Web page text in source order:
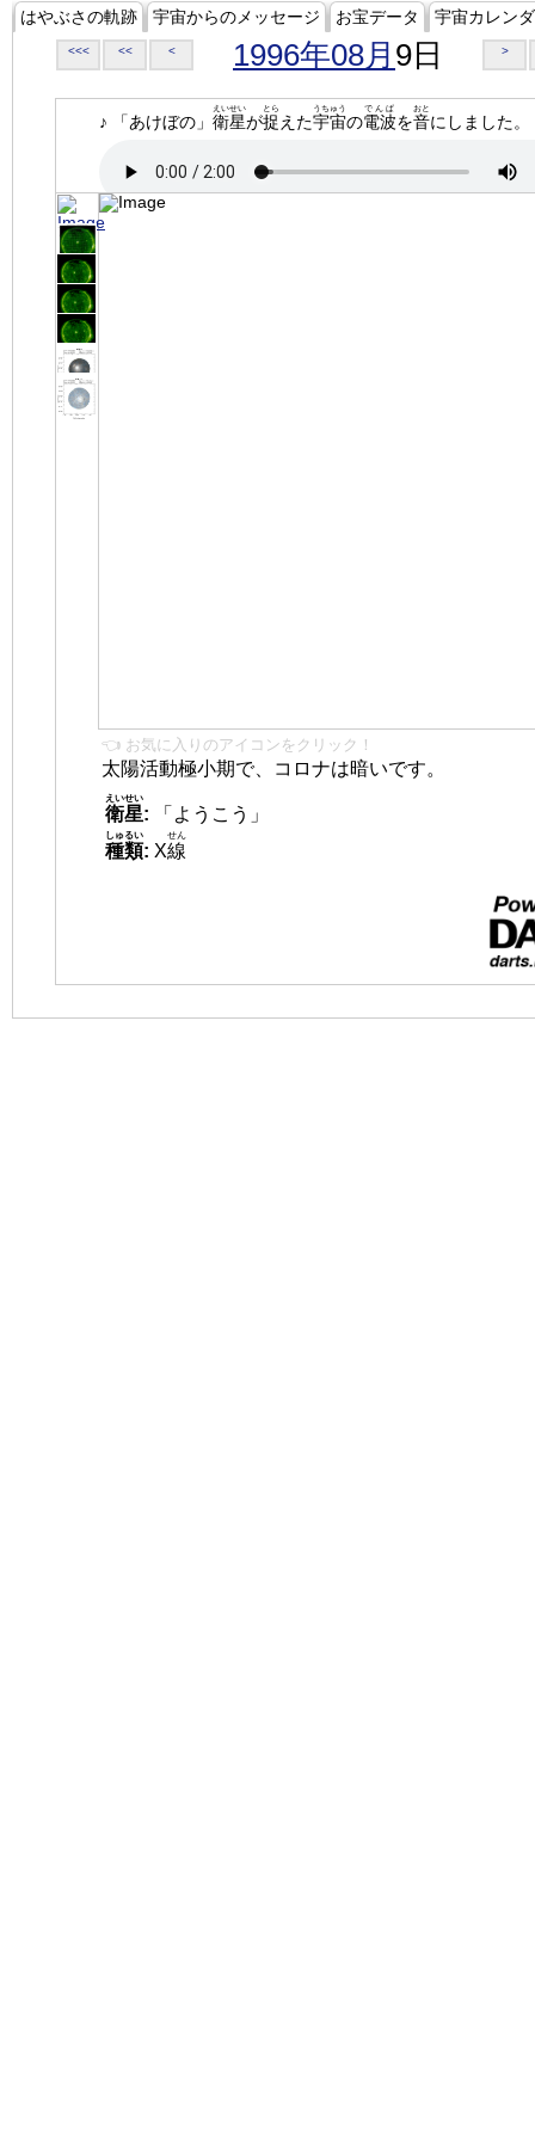
はやぶさの軌跡 宇宙からのメッセージ お宝データ 宇宙カレン
<<< << < 1996年08月 9日 >
♪ 「あけぼの」 衛星
えいせい
が捉
とら
えた宇宙
うちゅう
の電波
でんぱ
を音
おと
にしました。
👈 お気に入りのアイコンをクリック！
太陽活動極小期で、コロナは暗いです。
衛星
えいせい
:
「ようこう」
種類
しゅるい
: X線
せん